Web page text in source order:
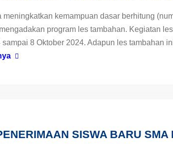
meningkatkan kemampuan dasar berhitung
program les tambahan. Kegiatan
8 Oktober 2024. Adapun les tambahan
SISWA BARU SMA